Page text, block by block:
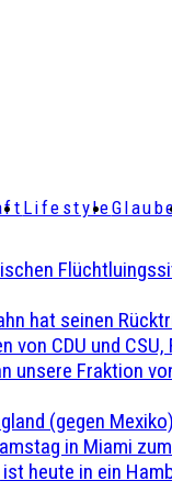
Lifestyle
hat seinen
CDU und
unsere Fraktion
(gegen
in Miami
heute in ein